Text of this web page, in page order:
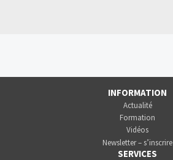
INFORMATION
Actualité
Formation
Vidéos
Newsletter – s’inscrire
SERVICES